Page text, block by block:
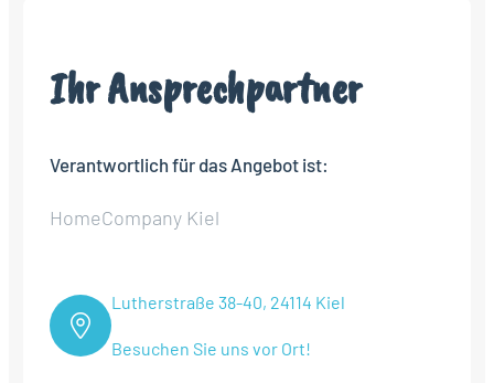
Ihr Ansprechpartner
Verantwortlich für das Angebot ist:
HomeCompany Kiel
Lutherstraße 38-40, 24114 Kiel
Besuchen Sie uns vor Ort!